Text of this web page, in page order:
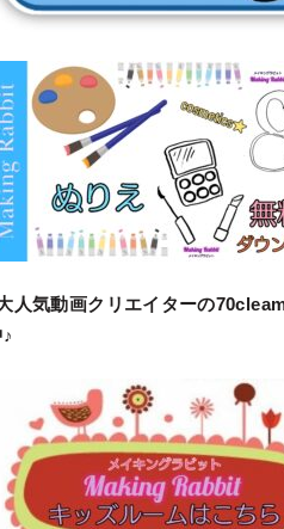
人気動画クリエイターの